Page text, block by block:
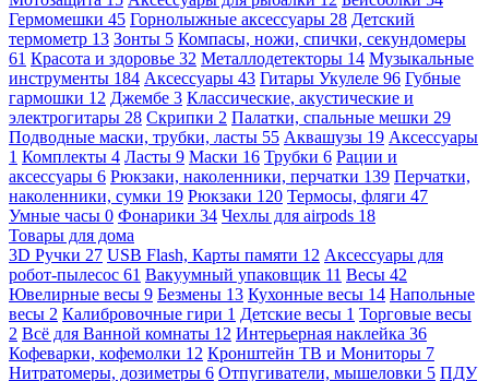
Гермомешки 45 Горнолыжные аксессуары 28 Детский
термометр 13 Зонты 5 Компасы, ножи, спички, секундомеры
61 Красота и здоровье 32 Металлодетекторы 14 Музыкальные
инструменты 184 Аксессуары 43 Гитары Укулеле 96 Губные
гармошки 12 Джембе 3 Классические, акустические и
электрогитары 28 Скрипки 2 Палатки, спальные мешки 29
Подводные маски, трубки, ласты 55 Аквашузы 19 Аксессуары
1 Комплекты 4 Ласты 9 Маски 16 Трубки 6 Рации и
аксессуары 6 Рюкзаки, наколенники, перчатки 139 Перчатки,
наколенники, сумки 19 Рюкзаки 120 Термосы, фляги 47
Умные часы 0 Фонарики 34 Чехлы для airpods 18
Товары для дома
3D Ручки 27 USB Flash, Карты памяти 12 Аксессуары для
робот-пылесос 61 Вакуумный упаковщик 11 Весы 42
Ювелирные весы 9 Безмены 13 Кухонные весы 14 Напольные
весы 2 Калибровочные гири 1 Детские весы 1 Торговые весы
2 Всё для Ванной комнаты 12 Интерьерная наклейка 36
Кофеварки, кофемолки 12 Кронштейн ТВ и Мониторы 7
Нитратомеры, дозиметры 6 Отпугиватели, мышеловки 5 ПДУ